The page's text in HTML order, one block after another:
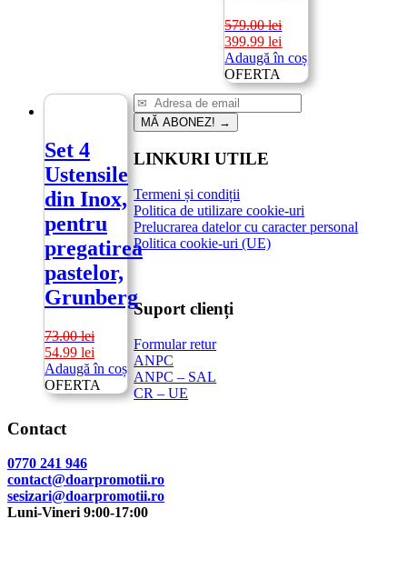
579.00lei
Prețul
inițial
a
fost:
579.00 lei.
399.99lei
curent
399.99 lei.
Adaugă în coș
OFERTA
Set 4
Ustensile
din Inox,
pentru
pregatirea
pastelor,
Grunberg
73.00lei
Prețul
inițial
a
fost:
54.99 lei
curent
este:
54.99 lei.
Adaugă în coș
OFERTA
MĂ ABONEZ! →
LINKURI UTILE
Termeni și condiții
Politica de utilizare cookie-uri
Prelucrarea datelor cu caracter personal
Politica cookie-uri (UE)
Suport clienți
Formular retur
ANPC
ANPC – SAL
CR – UE
Contact
0770 241 946
contact@doarpromotii.ro
sesizari@doarpromotii.ro
Luni-Vineri 9:00-17:00